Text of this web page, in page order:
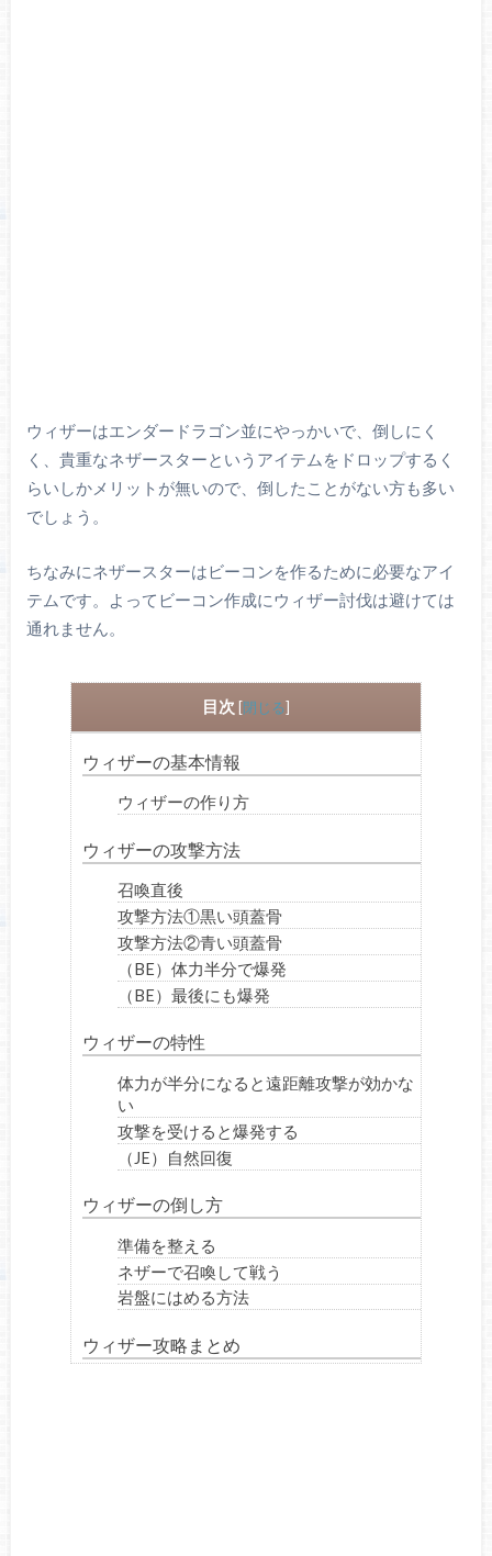
ウィザーはエンダードラゴン並にやっかいで、倒しにく
く、貴重なネザースターというアイテムをドロップするく
らいしかメリットが無いので、倒したことがない方も多い
でしょう。
ちなみにネザースターはビーコンを作るために必要なアイ
テムです。よってビーコン作成にウィザー討伐は避けては
通れません。
目次 [閉じる]
ウィザーの基本情報
ウィザーの作り方
ウィザーの攻撃方法
召喚直後
攻撃方法①黒い頭蓋骨
攻撃方法②青い頭蓋骨
（BE）体力半分で爆発
（BE）最後にも爆発
ウィザーの特性
体力が半分になると遠距離攻撃が効かな
い
攻撃を受けると爆発する
（JE）自然回復
ウィザーの倒し方
準備を整える
ネザーで召喚して戦う
岩盤にはめる方法
ウィザー攻略まとめ